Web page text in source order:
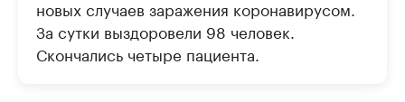
новых случаев заражения коронавирусом.
За сутки выздоровели 98 человек.
Скончались четыре пациента.